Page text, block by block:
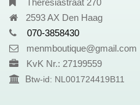
Theresiastraat 270
2593 AX Den Haag
070-3858430
menmboutique@gmail.com
KvK Nr.: 27199559
Btw-id: NL001724419B11